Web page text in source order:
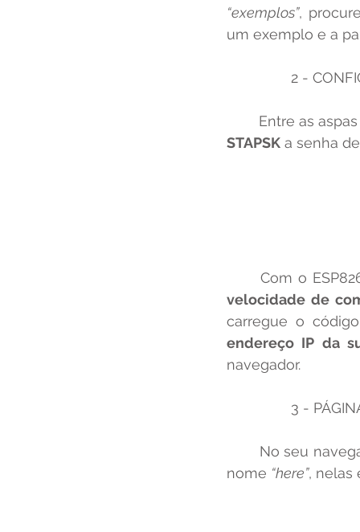
“exemplos”,
um exemplo e a
2 -
Entre as
STAPSK a senha
Com o
velocidade de
endereço IP da
navegador.
3 -
nome “here”, nelas